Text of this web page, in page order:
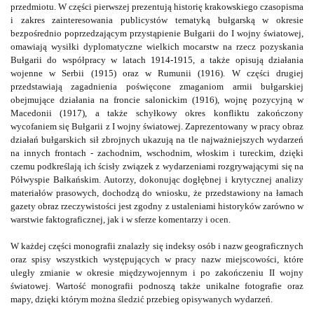
przedmiotu. W części pierwszej prezentują historię krakowskiego czasopisma
i zakres zainteresowania publicystów tematyką bułgarską w okresie
bezpośrednio poprzedzającym przystąpienie Bułgarii do I wojny światowej,
omawiają wysiłki dyplomatyczne wielkich mocarstw na rzecz pozyskania
Bułgarii do współpracy w latach 1914-1915, a także opisują działania
wojenne w Serbii (1915) oraz w Rumunii (1916). W części drugiej
przedstawiają zagadnienia poświęcone zmaganiom armii bułgarskiej
obejmujące działania na froncie salonickim (1916), wojnę pozycyjną w
Macedonii (1917), a także schyłkowy okres konfliktu zakończony
wycofaniem się Bułgarii z I wojny światowej. Zaprezentowany w pracy obraz
działań bułgarskich sił zbrojnych ukazują na tle najważniejszych wydarzeń
na innych frontach - zachodnim, wschodnim, włoskim i tureckim, dzięki
czemu podkreślają ich ścisły związek z wydarzeniami rozgrywającymi się na
Półwyspie Bałkańskim. Autorzy, dokonując dogłębnej i krytycznej analizy
materiałów prasowych, dochodzą do wniosku, że przedstawiony na łamach
gazety obraz rzeczywistości jest zgodny z ustaleniami historyków zarówno w
warstwie faktograficznej, jak i w sferze komentarzy i ocen.
W każdej części monografii znalazły się indeksy osób i nazw geograficznych
oraz spisy wszystkich występujących w pracy nazw miejscowości, które
uległy zmianie w okresie międzywojennym i po zakończeniu II wojny
światowej. Wartość monografii podnoszą także unikalne fotografie oraz
mapy, dzięki którym można śledzić przebieg opisywanych wydarzeń.